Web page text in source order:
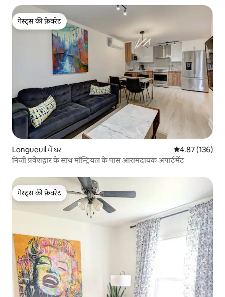
गेस्ट्स की फ़ेवरेट
गेस्ट्स की फ़ेवरेट
Longueuil में घर औसत रेटिंग 5 में से
4.87 (136)
निजी प्रवेशद्वार के साथ मॉन्ट्रियल के पास आरामदायक अपार्टमेंट
गेस्ट्स की फ़ेवरेट
गेस्ट्स की फ़ेवरेट